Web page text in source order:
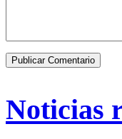
Noticias